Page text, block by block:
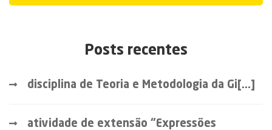
Posts recentes
disciplina de Teoria e Metodologia da Gi[...]
atividade de extensão “Expressões